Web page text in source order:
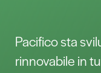
Pacifico sta
rinnovabile in